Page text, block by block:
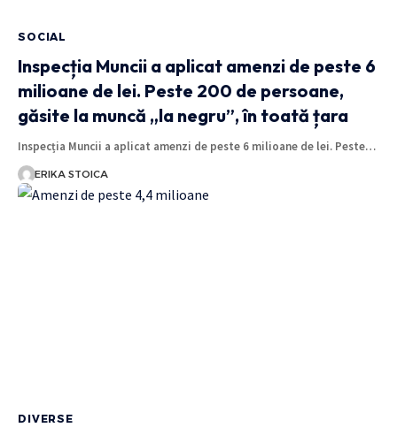
SOCIAL
Inspecția Muncii a aplicat amenzi de peste 6
milioane de lei. Peste 200 de persoane,
găsite la muncă „la negru”, în toată țara
Inspecția Muncii a aplicat amenzi de peste 6 milioane de lei. Peste…
ERIKA STOICA
DIVERSE